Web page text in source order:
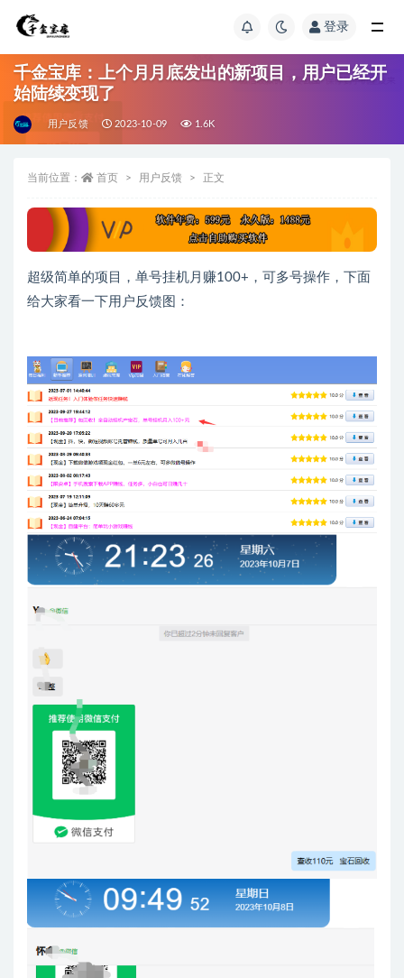
登录
千金宝库：上个月月底发出的新项目，用户已经开
始陆续变现了
用户反馈 2023-10-09 1.6K
当前位置： 首页 用户反馈 正文
超级简单的项目，单号挂机月赚100+，可多号操作，下面
给大家看一下用户反馈图：